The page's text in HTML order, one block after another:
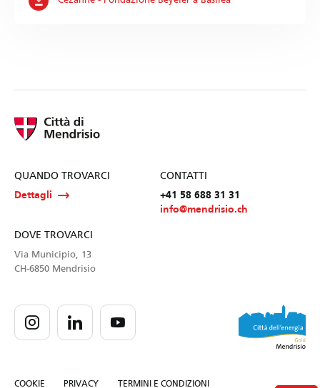
QUANDO TROVARCI
Dettagli
CONTATTI
+41 58 688 31 31
info@mendrisio.ch
DOVE TROVARCI
Via Municipio, 13
CH-6850 Mendrisio
COOKIE PRIVACY TERMINI E CONDIZIONI